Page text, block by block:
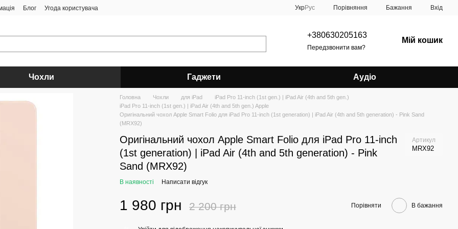
Блог Угода користувача УкрРус Порівняння Бажання Вхід
+380630205163
Передзвонити вам?
Мій кошик
Чохли Гаджети Аудіо
Головна Чохли для iPad
iPad Pro 11-inch (1st gen.) | iPad Air (4th and 5th gen.)
iPad Pro 11-inch (1st gen.) | iPad Air (4th and 5th gen.) Apple
Оригінальний чохол Apple Smart Folio для iPad Pro 11-inch (1st generation) | iPad Air (4th and 5th generation) - Pink Sand
(MRX92)
Оригінальний чохол Apple Smart Folio для iPad Pro 11-inch
(1st generation) | iPad Air (4th and 5th generation) - Pink
Sand (MRX92)
Артикул
MRX92
В наявності Написати відгук
1 980 грн 2 200 грн Порівняти В бажання